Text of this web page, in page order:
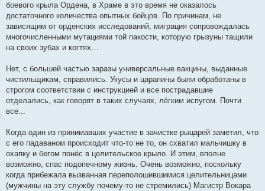
боевого крыла Ордена, в Храме в это время не оказалось
достаточного количества опытных бойцов. По причинам, не
зависящим от орденских исследований, миграция сопровождалась
многочисленными мутациями той пакости, которую грызуны тащили
на своих зубах и когтях…
Нет, с большей частью заразы универсальные вакцины, выданные
чистильщикам, справились. Укусы и царапины были обработаны в
строгом соответствии с инструкцией и все пострадавшие
отделались, как говорят в таких случаях, лёгким испугом. Почти
все...
Когда один из принимавших участие в зачистке рыцарей заметил, что
с его падаваном происходит что-то не то, он схватил мальчишку в
охапку и бегом понёс в целительское крыло. И этим, вполне
возможно, спас подопечному жизнь. Очень возможно, поскольку
когда прибежала вызванная переполошившимися целительницами
(мужчины на эту службу почему-то не стремились) Магистр Вокара